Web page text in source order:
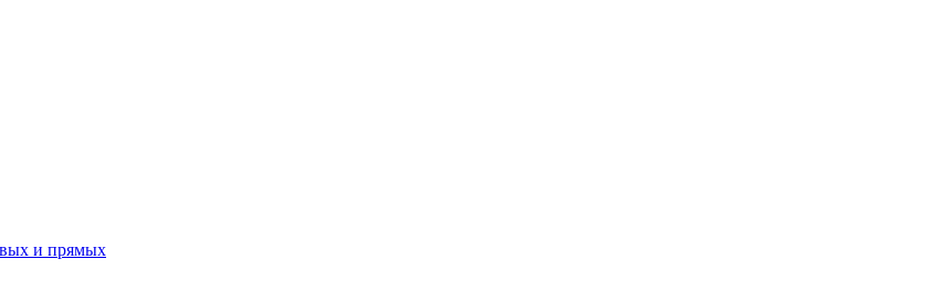
и прямых